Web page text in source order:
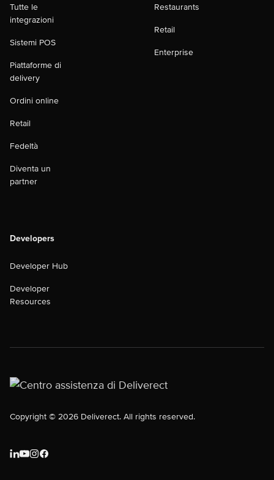
Tutte le
integrazioni
Sistemi POS
Piattaforme di
delivery
Ordini online
Retail
Fedeltà
Diventa un
partner
Restaurants
Retail
Enterprise
Developers
Developer Hub
Developer
Resources
Copyright © 2026 Deliverect. All rights reserved.